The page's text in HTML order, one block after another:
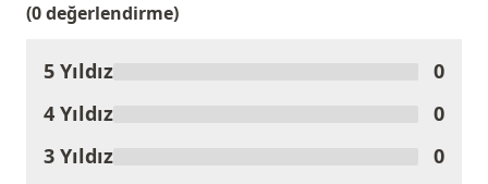
(0 değerlendirme)
Ürünü Değerlendir
5 Yıldız
0
4 Yıldız
0
3 Yıldız
0